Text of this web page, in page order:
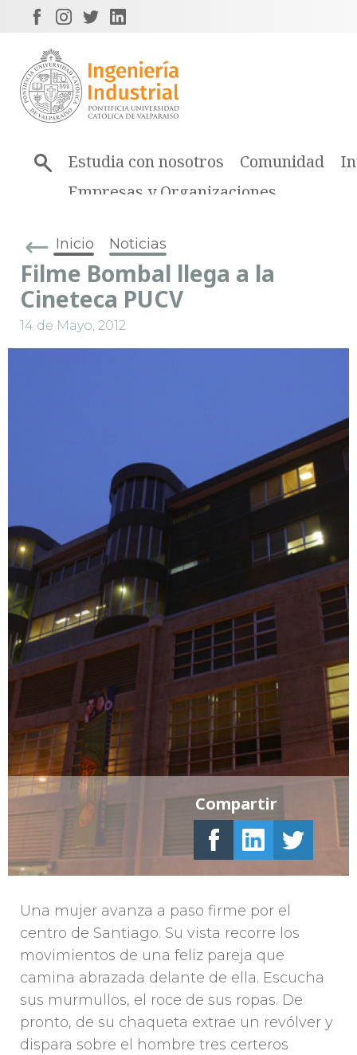
Estudia con nosotros Comunidad
Empresas y Organizaciones
Inicio Noticias
Filme Bombal llega a la
Cineteca PUCV
14 de Mayo, 2012
Una mujer avanza a paso firme por el
centro de Santiago. Su vista recorre los
movimientos de una feliz pareja que
camina abrazada delante de ella. Escucha
sus murmullos, el roce de sus ropas. De
pronto, de su chaqueta extrae un revólver y
dispara sobre el hombre tres certeros
Compartir